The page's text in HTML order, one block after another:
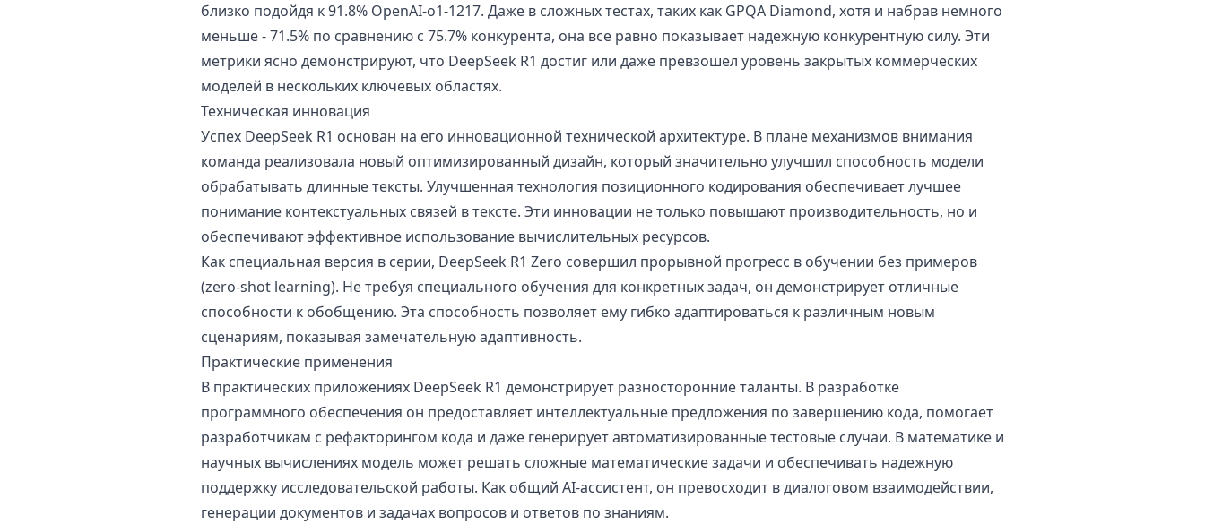
близко подойдя к 91.8% OpenAI-o1-1217. Даже в сложных тестах, таких как GPQA Diamond, хотя и набрав немного
меньше - 71.5% по сравнению с 75.7% конкурента, она все равно показывает надежную конкурентную силу. Эти
метрики ясно демонстрируют, что DeepSeek R1 достиг или даже превзошел уровень закрытых коммерческих
моделей в нескольких ключевых областях.
Техническая инновация
Успех DeepSeek R1 основан на его инновационной технической архитектуре. В плане механизмов внимания
команда реализовала новый оптимизированный дизайн, который значительно улучшил способность модели
обрабатывать длинные тексты. Улучшенная технология позиционного кодирования обеспечивает лучшее
понимание контекстуальных связей в тексте. Эти инновации не только повышают производительность, но и
обеспечивают эффективное использование вычислительных ресурсов.
Как специальная версия в серии, DeepSeek R1 Zero совершил прорывной прогресс в обучении без примеров
(zero-shot learning). Не требуя специального обучения для конкретных задач, он демонстрирует отличные
способности к обобщению. Эта способность позволяет ему гибко адаптироваться к различным новым
сценариям, показывая замечательную адаптивность.
Практические применения
В практических приложениях DeepSeek R1 демонстрирует разносторонние таланты. В разработке
программного обеспечения он предоставляет интеллектуальные предложения по завершению кода, помогает
разработчикам с рефакторингом кода и даже генерирует автоматизированные тестовые случаи. В математике и
научных вычислениях модель может решать сложные математические задачи и обеспечивать надежную
поддержку исследовательской работы. Как общий AI-ассистент, он превосходит в диалоговом взаимодействии,
генерации документов и задачах вопросов и ответов по знаниям.